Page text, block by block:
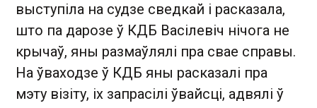
выступіла на судзе сведкай і расказала,
што па дарозе ў КДБ Васілевіч нічога не
крычаў, яны размаўлялі пра свае справы.
На ўваходзе ў КДБ яны расказалі пра
мэту візіту, іх запрасілі ўвайсці, адвялі ў